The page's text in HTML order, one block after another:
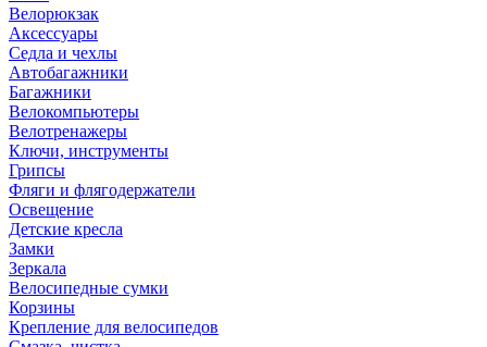
Велорюкзак
Аксессуары
Седла и чехлы
Автобагажники
Багажники
Велокомпьютеры
Велотренажеры
Ключи, инструменты
Грипсы
Фляги и флягодержатели
Освещение
Детские кресла
Замки
Зеркала
Велосипедные сумки
Корзины
Крепление для велосипедов